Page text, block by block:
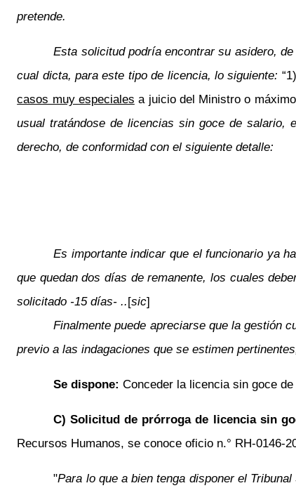
pretende.
Esta solicitud podría encontrar su asidero,
cual dicta, para este tipo de licencia, lo siguiente: “1)
casos muy especiales a juicio del Ministro o
usual tratándose de licencias sin goce de salario,
derecho, de conformidad con el siguiente detalle:
Es importante indicar que el funcionario ya
que quedan dos días de remanente, los cuales
solicitado -15 días- ..[sic]
Finalmente puede apreciarse que la gestión
previo a las indagaciones que se estimen
Se dispone:Conceder la licencia sin goce
C) Solicitud de prórroga de licencia sin
Recursos Humanos, se conoce oficio n.° RH-0146-
"Para lo que a bien tenga disponer el